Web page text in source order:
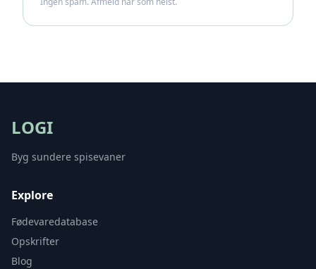
LOGI
Byg sundere spisevaner
Explore
Fødevaredatabase
Opskrifter
Blog